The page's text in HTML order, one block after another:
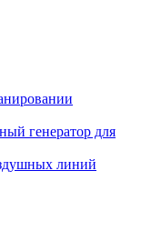
генератор для
линий